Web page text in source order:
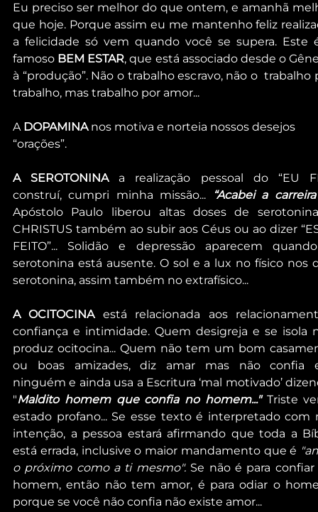
Eu preciso ser melhor do que ontem, e amanhã
que hoje. Porque assim eu me mantenho feliz
a felicidade só vem quando você se supera. Este
famoso BEM ESTAR, que está associado desde o
à “produção”. Não o trabalho escravo, não o  trabalho
trabalho, mas trabalho por amor...
A DOPAMINA nos motiva e norteia nossos desejos
“orações”.
A SEROTONINA a realização pessoal do “EU
construí, cumpri minha missão...
“Acabei a
Apóstolo Paulo liberou altas doses de
CHRISTUS também ao subir aos Céus ou ao dizer
FEITO”... Solidão e depressão aparecem
serotonina está ausente. O sol e a lux no físico nos
serotonina, assim também no extrafísico...
A OCITOCINA está relacionada aos
confiança e intimidade. Quem desigreja e se isola
produz ocitocina... Quem não tem um bom
ou boas amizades, diz amar mas não confia
ninguém e ainda usa a Escritura ‘mal motivado’
"Maldito homem que confia no homem..." Triste
estado profano... Se esse texto é interpretado com
intenção, a pessoa estará afirmando que toda a
está errada, inclusive o maior mandamento que é
o próximo como a ti mesmo". Se não é para confiar
homem, então não tem amor, é para odiar o
porque se você não confia não existe amor...